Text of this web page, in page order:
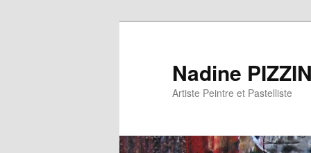
Nadine
Artiste Peintre et Pastelliste